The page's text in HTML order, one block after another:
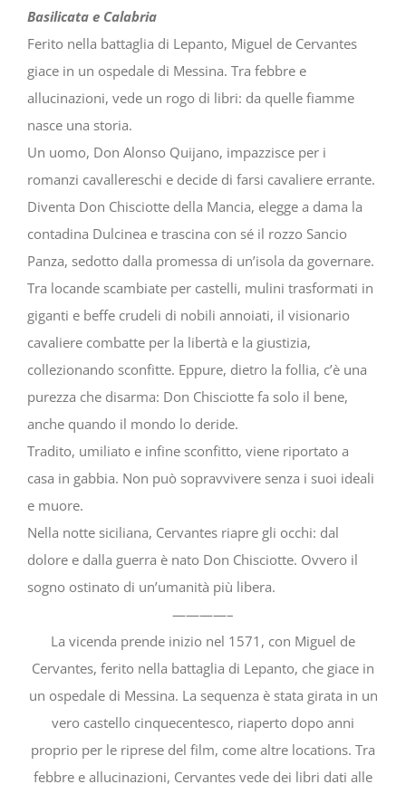
Basilicata e Calabria
Ferito nella battaglia di Lepanto, Miguel de Cervantes
giace in un ospedale di Messina. Tra febbre e
allucinazioni, vede un rogo di libri: da quelle fiamme
nasce una storia.
Un uomo, Don Alonso Quijano, impazzisce per i
romanzi cavallereschi e decide di farsi cavaliere errante.
Diventa Don Chisciotte della Mancia, elegge a dama la
contadina Dulcinea e trascina con sé il rozzo Sancio
Panza, sedotto dalla promessa di un’isola da governare.
Tra locande scambiate per castelli, mulini trasformati in
giganti e beffe crudeli di nobili annoiati, il visionario
cavaliere combatte per la libertà e la giustizia,
collezionando sconfitte. Eppure, dietro la follia, c’è una
purezza che disarma: Don Chisciotte fa solo il bene,
anche quando il mondo lo deride.
Tradito, umiliato e infine sconfitto, viene riportato a
casa in gabbia. Non può sopravvivere senza i suoi ideali
e muore.
Nella notte siciliana, Cervantes riapre gli occhi: dal
dolore e dalla guerra è nato Don Chisciotte. Ovvero il
sogno ostinato di un’umanità più libera.
————–
La vicenda prende inizio nel 1571, con Miguel de
Cervantes, ferito nella battaglia di Lepanto, che giace in
un ospedale di Messina. La sequenza è stata girata in un
vero castello cinquecentesco, riaperto dopo anni
proprio per le riprese del film, come altre locations. Tra
febbre e allucinazioni, Cervantes vede dei libri dati alle